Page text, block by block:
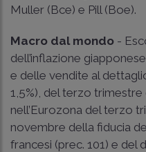
Muller (Bce) e Pill (Boe).
Macro dal mondo -
dell’inflazione
e delle vendite al
1,5%), del terzo trimestre
nell’Eurozona del terzo
novembre della fiducia
francesi (prec. 101) e del